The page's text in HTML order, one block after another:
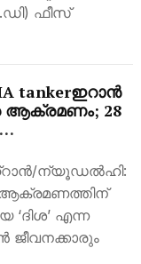
ഫീസ്
tankerഇറാൻ
ആക്രമണം; 28
ആശങ്കന്യൂഡൽഹി:
ആക്രമണത്തിന്
എന്ന
ജീവനക്കാരും